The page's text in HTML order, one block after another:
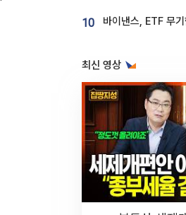
10
최신 영상